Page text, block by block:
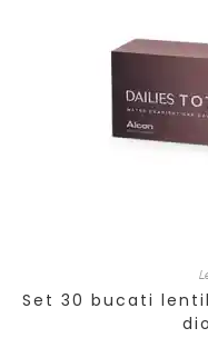
Set 30 bucati